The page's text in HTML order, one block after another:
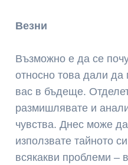
Везни
Възможно е да се
относно това дали
вас в бъдеще.
размишлявате и
чувства. Днес може
използвате тайното
всякакви проблеми –